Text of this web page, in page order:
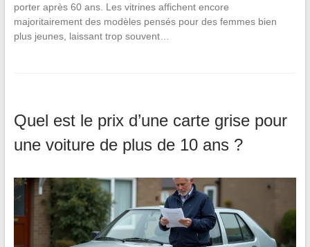
porter après 60 ans. Les vitrines affichent encore
majoritairement des modèles pensés pour des femmes bien
plus jeunes, laissant trop souvent…
Quel est le prix d’une carte grise pour
une voiture de plus de 10 ans ?